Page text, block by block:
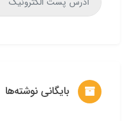
بایگانی نوشته‌ها